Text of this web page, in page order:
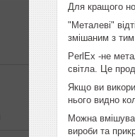
Для кращого
"Металеві"
змішаним з
PerlEx -не
світла. Це
Якщо ви
нього видно
Можна
вироби та